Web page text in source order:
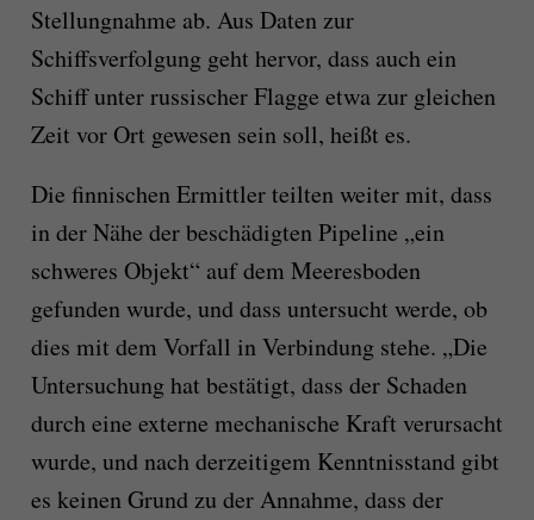
Stellungnahme ab. Aus Daten zur
Schiffsverfolgung geht hervor, dass auch ein
Schiff unter russischer Flagge etwa zur gleichen
Zeit vor Ort gewesen sein soll, heißt es.
Die finnischen Ermittler teilten weiter mit, dass
in der Nähe der beschädigten Pipeline „ein
schweres Objekt“ auf dem Meeresboden
gefunden wurde, und dass untersucht werde, ob
dies mit dem Vorfall in Verbindung stehe. „Die
Untersuchung hat bestätigt, dass der Schaden
durch eine externe mechanische Kraft verursacht
wurde, und nach derzeitigem Kenntnisstand gibt
es keinen Grund zu der Annahme, dass der